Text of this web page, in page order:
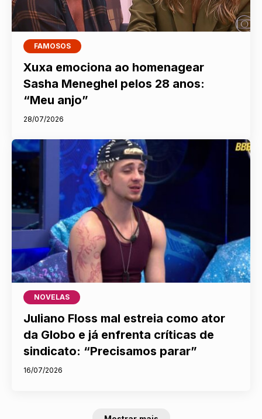
FAMOSOS
Xuxa emociona ao homenagear
Sasha Meneghel pelos 28 anos:
“Meu anjo”
28/07/2026
NOVELAS
Juliano Floss mal estreia como ator
da Globo e já enfrenta críticas de
sindicato: “Precisamos parar”
16/07/2026